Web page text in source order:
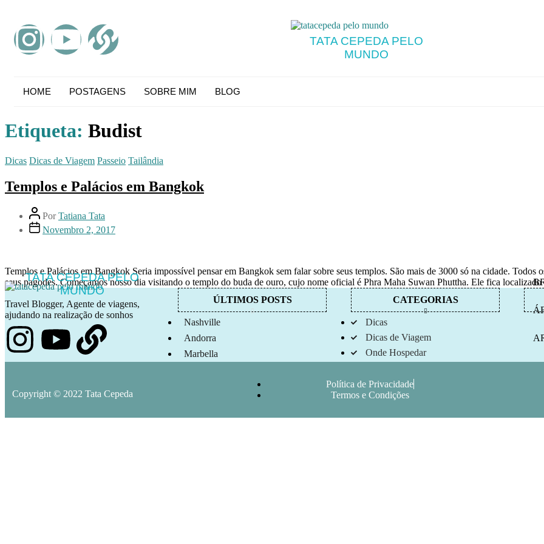
TATA CEPEDA PELO
MUNDO
HOME POSTAGENS SOBRE MIM BLOG
Etiqueta: Budist
Dicas Dicas de Viagem Passeio Tailândia
Templos e Palácios em Bangkok
PorTatiana Tata
Novembro 2, 2017
Templos e Palácios em Bangkok Seria impossível pensar em Bangkok sem falar sobre seus templos. São mais de 3000 só na cidade. Todos
seus pagodes. Começamos nosso dia visitando o templo do buda de ouro, cujo nome oficial é Phra Maha Suwan Phuttha. Ele fica
Buda,Budist,Monk,Palace Temple Thailand
TATA CEPEDA PELO
MUNDO
Travel Blogger, Agente de viagens,
ajudando na realização de sonhos
ÚLTIMOS POSTS
Nashville
Andorra
Marbella
Ronda e Setenil de Las bodegas
CATEGORIAS
Dicas
Dicas de Viagem
Onde Hospedar
Dicas
Copyright © 2022 Tata Cepeda
Política de Privacidade
Termos e Condições